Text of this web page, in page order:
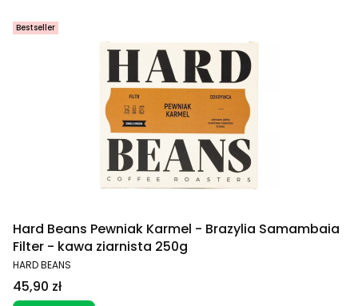
Bestseller
Hard Beans Pewniak Karmel - Brazylia Samambaia
Filter - kawa ziarnista 250g
PRODUCENT
HARD BEANS
Cena
45,90 zł